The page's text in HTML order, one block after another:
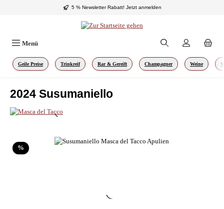
Zum Hauptinhalt springen5 % Newsletter Rabatt! Jetzt anmelden
Menü
Geile Preise Trinkreif Rar & Gereift Champagner Weine
2024 Susumaniello
Bildergalerie überspringen
% Rabatt